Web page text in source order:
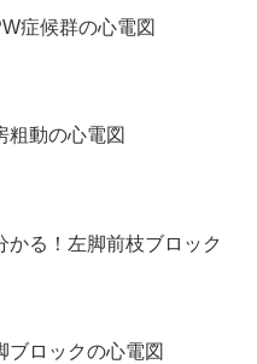
症候群の心電図
粗動の心電図
かる！左脚前枝ブロック
ブロックの心電図